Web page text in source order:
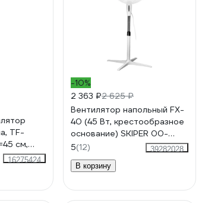
TF-
см,
16275424
-10%
2 363 ₽2 625 ₽
Вентилятор напольный FX-
40 (45 Вт, крестообразное
основание) SKIPER 00-
00027311
5(12)
39282028
В корзину